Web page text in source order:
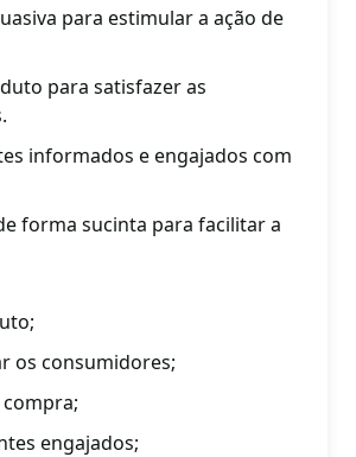
para estimular a ação de
para satisfazer as
informados e engajados com
forma sucinta para facilitar a
os consumidores;
engajados;